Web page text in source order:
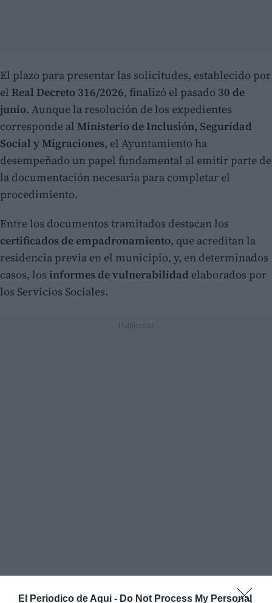
El Periodico de Aqui - Do Not Process My Personal
El plazo para presentar las solicitudes, establecido por
el Real Decreto 316/2026, finalizó el pasado 30 de
junio. Aunque la resolución de los expedientes
corresponde al Ministerio de Inclusión, Seguridad
Social y Migraciones, el Ayuntamiento ha
desempeñado un papel fundamental al emitir parte de
la documentación necesaria para completar el
procedimiento.
Entre los documentos tramitados destacan los
certificados de empadronamiento, que acreditan la
residencia previa en el municipio, y, en determinados
casos, los informes de vulnerabilidad elaborados por
los Servicios Sociales.